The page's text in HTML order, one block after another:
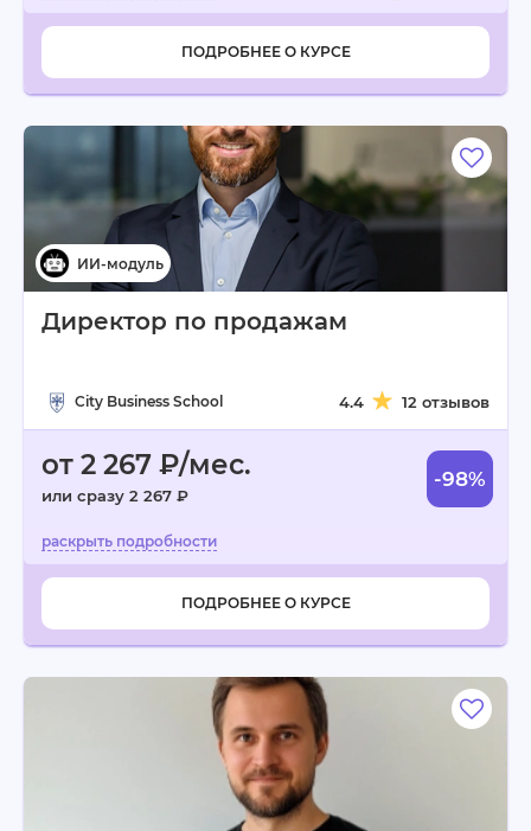
ПОДРОБНЕЕ О КУРСЕ
Директор по продажам
City Business School 4.4 12 отзывов
от 2 267 ₽/мес.
или сразу 2 267 ₽
-98%
ПОДРОБНЕЕ О КУРСЕ